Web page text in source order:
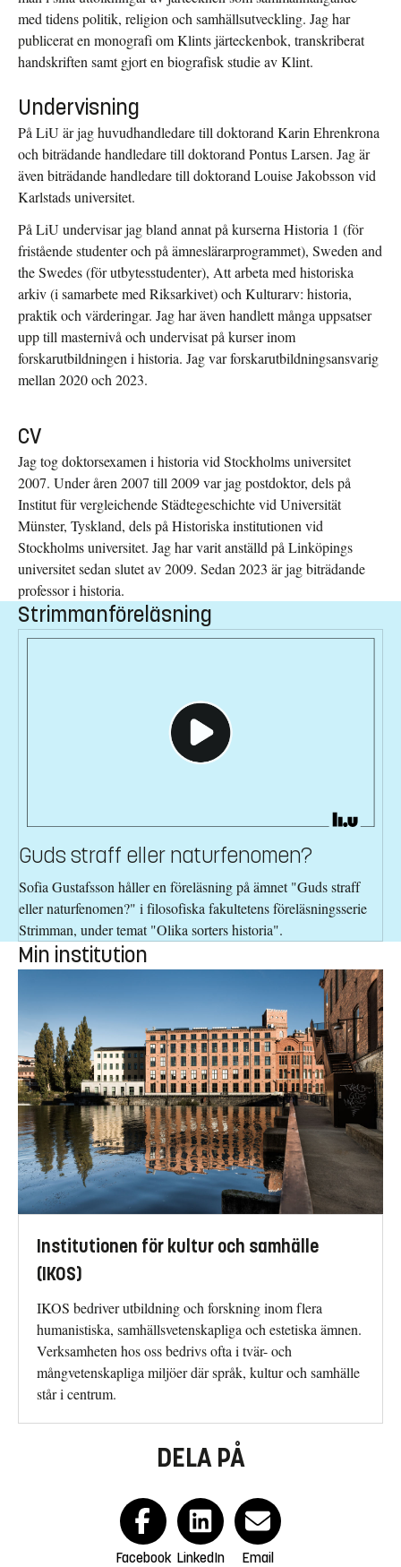
med tidens politik, religion och samhällsutveckling. Jag har
publicerat en monografi om Klints järteckenbok, transkriberat
handskriften samt gjort en biografisk studie av Klint.
Undervisning
På LiU är jag huvudhandledare till doktorand Karin Ehrenkrona
och biträdande handledare till doktorand Pontus Larsen. Jag är
även biträdande handledare till doktorand Louise Jakobsson vid
Karlstads universitet.
På LiU undervisar jag bland annat på kurserna Historia 1 (för
fristående studenter och på ämneslärarprogrammet), Sweden and
the Swedes (för utbytesstudenter), Att arbeta med historiska
arkiv (i samarbete med Riksarkivet) och Kulturarv: historia,
praktik och värderingar. Jag har även handlett många uppsatser
upp till masternivå och undervisat på kurser inom
forskarutbildningen i historia. Jag var forskarutbildningsansvarig
mellan 2020 och 2023.
CV
Jag tog doktorsexamen i historia vid Stockholms universitet
2007. Under åren 2007 till 2009 var jag postdoktor, dels på
Institut für vergleichende Städtegeschichte vid Universität
Münster, Tyskland, dels på Historiska institutionen vid
Stockholms universitet. Jag har varit anställd på Linköpings
universitet sedan slutet av 2009. Sedan 2023 är jag biträdande
professor i historia.
Strimmanföreläsning
Guds straff eller naturfenomen?
Sofia Gustafsson håller en föreläsning på ämnet "Guds straff
eller naturfenomen?" i filosofiska fakultetens föreläsningsserie
Strimman, under temat "Olika sorters historia".
Min institution
Institutionen för kultur och samhälle
(IKOS)
IKOS bedriver utbildning och forskning inom flera
humanistiska, samhällsvetenskapliga och estetiska ämnen.
Verksamheten hos oss bedrivs ofta i tvär- och
mångvetenskapliga miljöer där språk, kultur och samhälle
står i centrum.
DELA PÅ
Facebook LinkedIn Email